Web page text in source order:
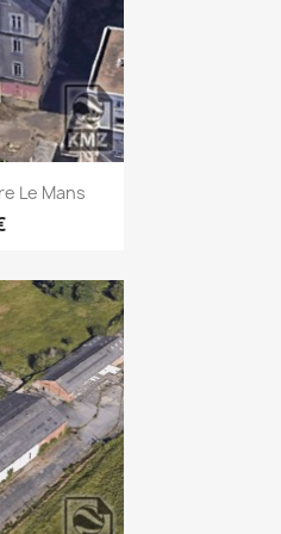
Le Mans